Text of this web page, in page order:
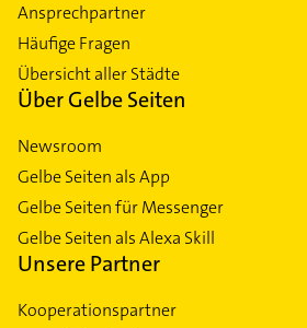
Ansprechpartner
Häufige Fragen
Übersicht aller Städte
Über Gelbe Seiten
Newsroom
Gelbe Seiten als App
Gelbe Seiten für Messenger
Gelbe Seiten als Alexa Skill
Unsere Partner
Kooperationspartner